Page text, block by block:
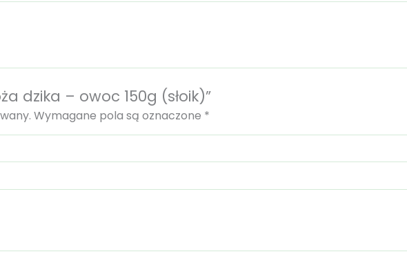
dzika – owoc 150g (słoik)”
Wymagane pola są oznaczone *